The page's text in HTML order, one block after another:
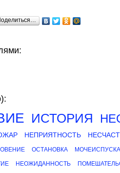
ИСТОРИЯ
НЕПРИЯТНОСТЬ
ОСТАНОВКА
НЕОЖИДАННОСТЬ